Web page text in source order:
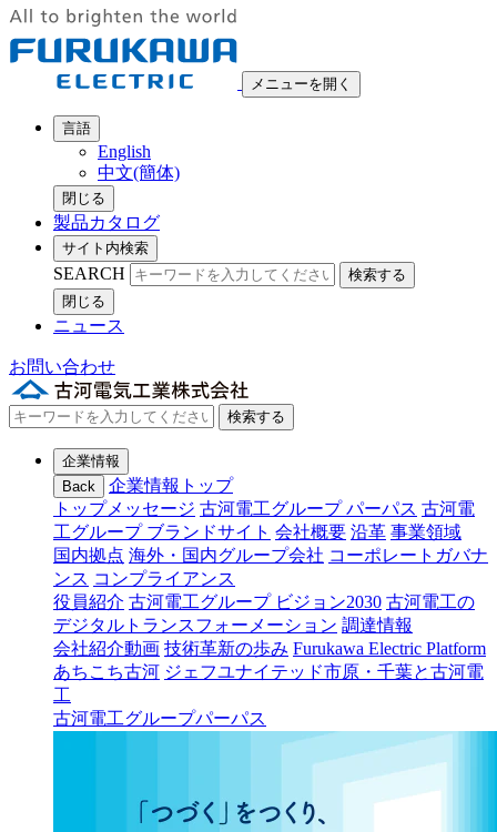
メニューを開く
言語
English
中文(簡体)
閉じる
製品カタログ
サイト内検索
SEARCH
検索する
閉じる
ニュース
お問い合わせ
検索する
企業情報
Back
企業情報トップ
トップメッセージ 古河電工グループ パーパス 古河電
工グループ ブランドサイト 会社概要 沿革 事業領域
国内拠点 海外・国内グループ会社 コーポレートガバナ
ンス コンプライアンス
役員紹介 古河電工グループ ビジョン2030 古河電工の
デジタルトランスフォーメーション 調達情報
会社紹介動画 技術革新の歩み Furukawa Electric Platform
あちこち古河 ジェフユナイテッド市原・千葉と古河電
工
古河電工グループパーパス